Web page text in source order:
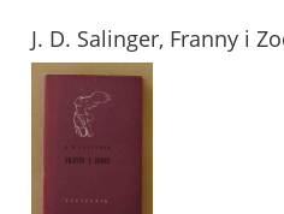
J. D. Salinger, Franny i